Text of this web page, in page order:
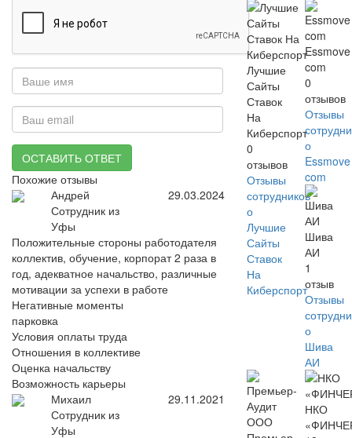
ОСТАВИТЬ ОТВЕТ
Похожие отзывы
Андрей
Сотрудник из
Уфы
29.03.2024
Положительные стороны работодателя
коллектив, обучение, корпорат 2 раза в
год, адекватное начальство, различные
мотивации за успехи в работе
Негативные моменты
парковка
Условия оплаты труда
Отношения в коллективе
Оценка начальству
Возможность карьеры
Михаил
Сотрудник из
Уфы
29.11.2021
Лучшие
Сайты
Ставок
На
Киберспорт
0
отзывов
Отзывы
сотрудников
о
Лучшие
Сайты
Ставок
На
Киберспорт
Essmove
com
0
отзывов
Отзывы
о
Essmove
com
Шива
АИ
1
отзыв
Отзывы
о
Шива
АИ
НКО